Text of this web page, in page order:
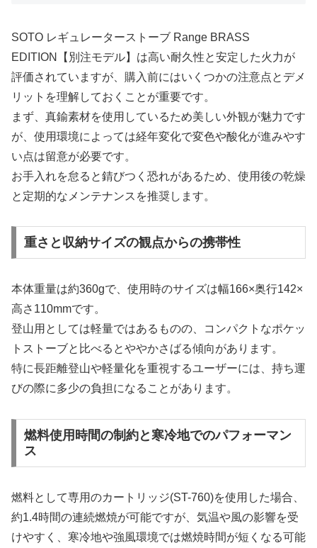
SOTO レギュレーターストーブ Range BRASS
EDITION【別注モデル】は高い耐久性と安定した火力が
評価されていますが、購入前にはいくつかの注意点とデメ
リットを理解しておくことが重要です。
まず、真鍮素材を使用しているため美しい外観が魅力です
が、使用環境によっては経年変化で変色や酸化が進みやす
い点は留意が必要です。
お手入れを怠ると錆びつく恐れがあるため、使用後の乾燥
と定期的なメンテナンスを推奨します。
重さと収納サイズの観点からの携帯性
本体重量は約360gで、使用時のサイズは幅166×奥行142×
高さ110mmです。
登山用としては軽量ではあるものの、コンパクトなポケッ
トストーブと比べるとややかさばる傾向があります。
特に長距離登山や軽量化を重視するユーザーには、持ち運
びの際に多少の負担になることがあります。
燃料使用時間の制約と寒冷地でのパフォーマン
ス
燃料として専用のカートリッジ(ST-760)を使用した場合、
約1.4時間の連続燃焼が可能ですが、気温や風の影響を受
けやすく、寒冷地や強風環境では燃焼時間が短くなる可能